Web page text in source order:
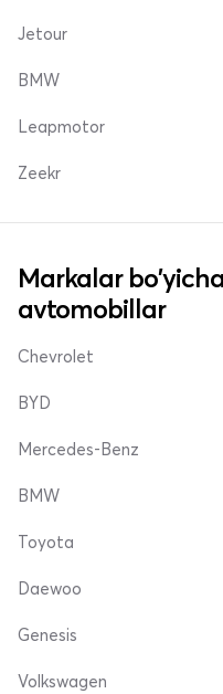
Jetour
BMW
Leapmotor
Zeekr
Markalar
avtomobillar
Chevrolet
BYD
Mercedes-Benz
BMW
Toyota
Daewoo
Genesis
Volkswagen